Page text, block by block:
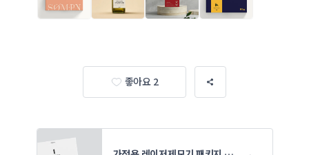
좋아요 2